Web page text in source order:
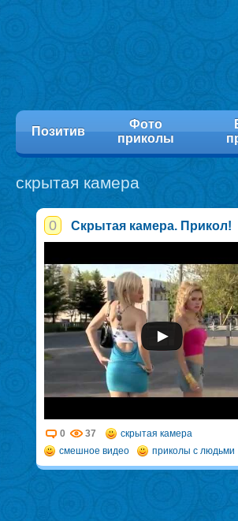
Позитив
Фото
приколы
скрытая камера
0 Скрытая камера. Прикол!
0 37
скрытая камера
смешное видео
приколы с людьми